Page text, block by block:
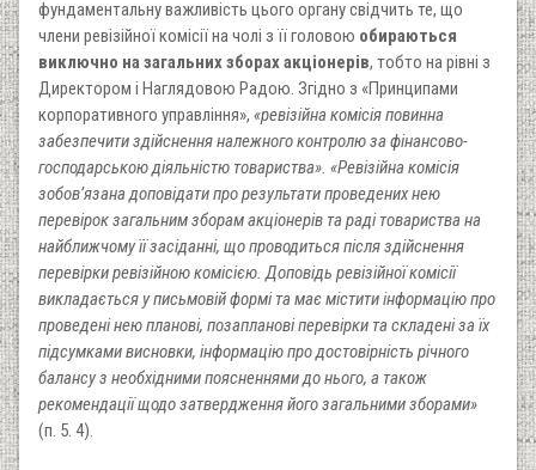
фундаментальну важливість цього органу свідчить те, що
члени ревізійної комісії на чолі з її головою обираються
виключно на загальних зборах акціонерів, тобто на рівні з
Директором і Наглядовою Радою. Згідно з «Принципами
корпоративного управління», «ревізійна комісія повинна
забезпечити здійснення належного контролю за фінансово-
господарською діяльністю товариства». «Ревізійна комісія
зобов’язана доповідати про результати проведених нею
перевірок загальним зборам акціонерів та раді товариства на
найближчому її засіданні, що проводиться після здійснення
перевірки ревізійною комісією. Доповідь ревізійної комісії
викладається у письмовій формі та має містити інформацію про
проведені нею планові, позапланові перевірки та складені за їх
підсумками висновки, інформацію про достовірність річного
балансу з необхідними поясненнями до нього, а також
рекомендації щодо затвердження його загальними зборами»
(п. 5. 4).